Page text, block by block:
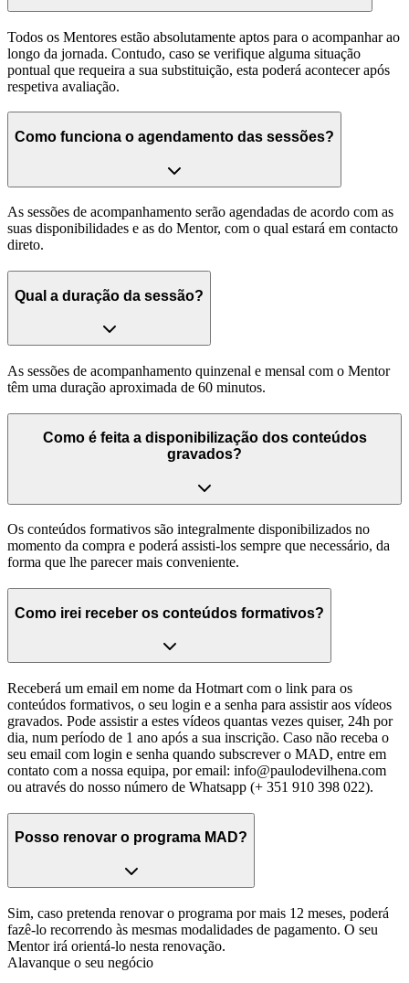
Todos os Mentores estão absolutamente aptos para o acompanhar ao
longo da jornada. Contudo, caso se verifique alguma situação
pontual que requeira a sua substituição, esta poderá acontecer após
respetiva avaliação.
Como funciona o agendamento das sessões?
As sessões de acompanhamento serão agendadas de acordo com as
suas disponibilidades e as do Mentor, com o qual estará em contacto
direto.
Qual a duração da sessão?
As sessões de acompanhamento quinzenal e mensal com o Mentor
têm uma duração aproximada de 60 minutos.
Como é feita a disponibilização dos conteúdos
gravados?
Os conteúdos formativos são integralmente disponibilizados no
momento da compra e poderá assisti-los sempre que necessário, da
forma que lhe parecer mais conveniente.
Como irei receber os conteúdos formativos?
Receberá um email em nome da Hotmart com o link para os
conteúdos formativos, o seu login e a senha para assistir aos vídeos
gravados. Pode assistir a estes vídeos quantas vezes quiser, 24h por
dia, num período de 1 ano após a sua inscrição. Caso não receba o
seu email com login e senha quando subscrever o MAD, entre em
contato com a nossa equipa, por email: info@paulodevilhena.com
ou através do nosso número de Whatsapp (+ 351 910 398 022).
Posso renovar o programa MAD?
Sim, caso pretenda renovar o programa por mais 12 meses, poderá
fazê-lo recorrendo às mesmas modalidades de pagamento. O seu
Mentor irá orientá-lo nesta renovação.
Alavanque o seu negócio